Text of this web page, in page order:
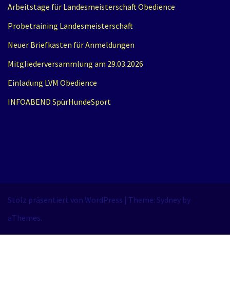
Arbeitstage für Landesmeisterschaft Obedience
Probetraining Landesmeisterschaft
Neuer Briefkasten für Anmeldungen
Mitgliederversammlung am 29.03.2026
Einladung LVM Obedience
INFOABEND SpürHundeSport
Stolz präsentiert von WordPress | Theme: Sydney by
aThemes.